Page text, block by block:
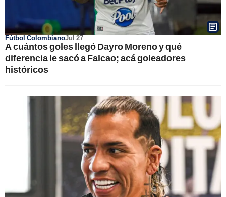
Fútbol ColombianoJul 27
A cuántos goles llegó Dayro Moreno y qué
diferencia le sacó a Falcao; acá goleadores
históricos